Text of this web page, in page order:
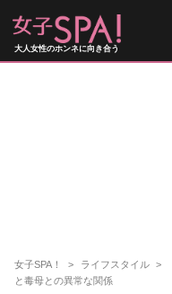
大人女性のホンネに向き合う
女子SPA！ ライフスタイル
と毒母との異常な関係